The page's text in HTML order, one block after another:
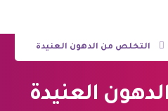
التخلص من الدهون العنيدة
العنيدة